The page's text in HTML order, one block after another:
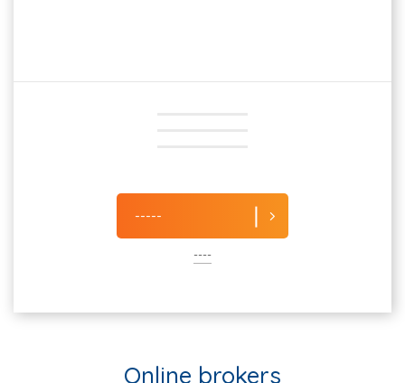
-----
----
Online brokers